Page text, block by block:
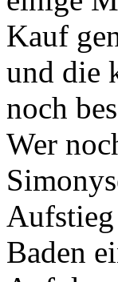
Kauf
und die
noch
Wer
Baden